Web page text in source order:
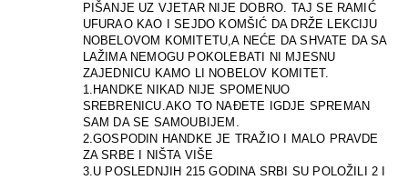
PIŠANJE UZ VJETAR NIJE DOBRO. TAJ SE RAMIĆ
UFURAO KAO I SEJDO KOMŠIĆ DA DRŽE LEKCIJU
NOBELOVOM KOMITETU,A NEĆE DA SHVATE DA SA
LAŽIMA NEMOGU POKOLEBATI NI MJESNU
ZAJEDNICU KAMO LI NOBELOV KOMITET.
1.HANDKE NIKAD NIJE SPOMENUO
SREBRENICU.AKO TO NAĐETE IGDJE SPREMAN
SAM DA SE SAMOUBIJEM.
2.GOSPODIN HANDKE JE TRAŽIO I MALO PRAVDE
ZA SRBE I NIŠTA VIŠE
3.U POSLEDNJIH 215 GODINA SRBI SU POLOŽILI 2 I